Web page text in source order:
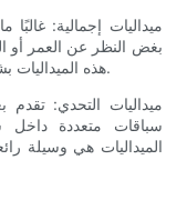
بغض النظر عن العمر أو
هذه الميداليات بشكل كبير وتمثل أسرع المتسابقين في السباق.
سباقات متعددة
الميداليات هي وسيلة